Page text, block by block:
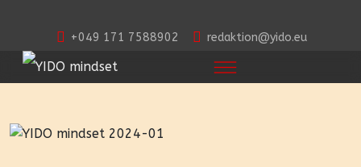
+049 171 7588902 redaktion@yido.eu